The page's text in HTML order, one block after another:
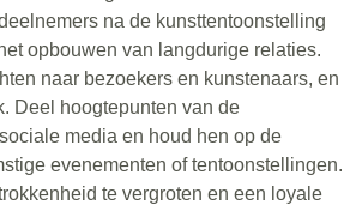
na de kunsttentoonstelling
opbouwen van langdurige relaties.
naar bezoekers en kunstenaars, en
Deel hoogtepunten van de
media en houd hen op de
evenementen of tentoonstellingen.
te vergroten en een loyale